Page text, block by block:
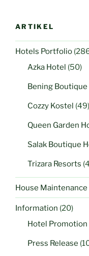
ARTIKEL
Hotels Portfolio
Azka Hotel (50)
Bening Boutique
Cozzy Kostel (49)
Queen Garden
Salak Boutique
Trizara Resorts
House
Information (20)
Hotel Promotion
Press Release